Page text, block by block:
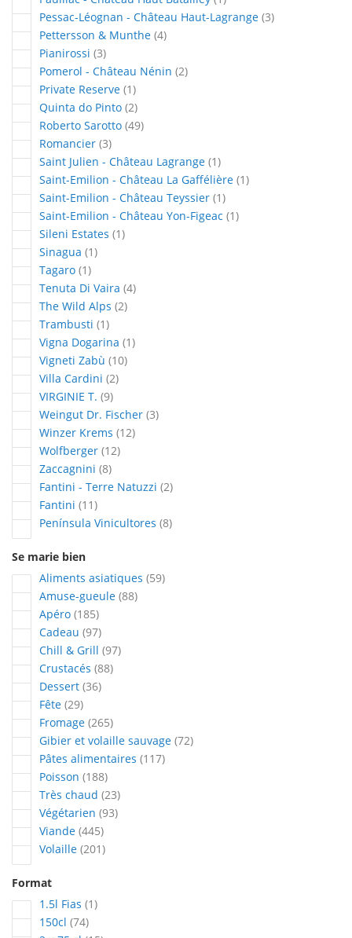
Pessac-Léognan - Château Haut-Lagrange 3articles
Pettersson & Munthe 4articles
Pianirossi 3articles
Pomerol - Château Nénin 2articles
Private Reserve 1article
Quinta do Pinto 2articles
Roberto Sarotto 49articles
Romancier 3articles
Saint Julien - Château Lagrange 1article
Saint-Emilion - Château La Gaffélière 1article
Saint-Emilion - Château Teyssier 1article
Saint-Emilion - Château Yon-Figeac 1article
Sileni Estates 1article
Sinagua 1article
Tagaro 1article
Tenuta Di Vaira 4articles
The Wild Alps 2articles
Trambusti 1article
Vigna Dogarina 1article
Vigneti Zabù 10articles
Villa Cardini 2articles
VIRGINIE T. 9articles
Weingut Dr. Fischer 3articles
Winzer Krems 12articles
Wolfberger 12articles
Zaccagnini 8articles
Fantini - Terre Natuzzi 2articles
Fantini 11articles
Península Vinicultores 8articles
Se marie bien
Aliments asiatiques 59articles
Amuse-gueule 88articles
Apéro 185articles
Cadeau 97articles
Chill & Grill 97articles
Crustacés 88articles
Dessert 36articles
Fête 29articles
Fromage 265articles
Gibier et volaille sauvage 72articles
Pâtes alimentaires 117articles
Poisson 188articles
Très chaud 23articles
Végétarien 93articles
Viande 445articles
Volaille 201articles
Format
1.5l Fias 1article
150cl 74articles